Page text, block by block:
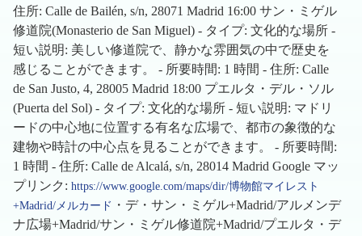
住所: Calle de Bailén, s/n, 28071 Madrid 16:00 サン・ミゲル
修道院(Monasterio de San Miguel) - タイプ: 文化的な場所 -
短い説明: 美しい修道院で、静かな雰囲気の中で歴史を
感じることができます。 - 所要時間: 1 時間 - 住所: Calle
de San Justo, 4, 28005 Madrid 18:00 プエルタ・デル・ソル
(Puerta del Sol) - タイプ: 文化的な場所 - 短い説明: マドリ
ードの中心地に位置する有名な広場で、都市の象徴的な
建物や時計の中心点を見ることができます。 - 所要時間:
1 時間 - 住所: Calle de Alcalá, s/n, 28014 Madrid Google マッ
プリンク: https://www.google.com/maps/dir/博物館マイレスト
+Madrid/メルカード ・デ・サン・ミゲル+Madrid/アルメンデ
ナ広場+Madrid/サン・ミゲル修道院+Madrid/プエルタ・デ